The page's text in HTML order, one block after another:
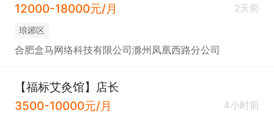
12000-18000元/月
2天前
琅琊区
合肥盒马网络科技有限公司滁州凤凰西路分公司
【福标艾灸馆】店长
3500-10000元/月
4小时前